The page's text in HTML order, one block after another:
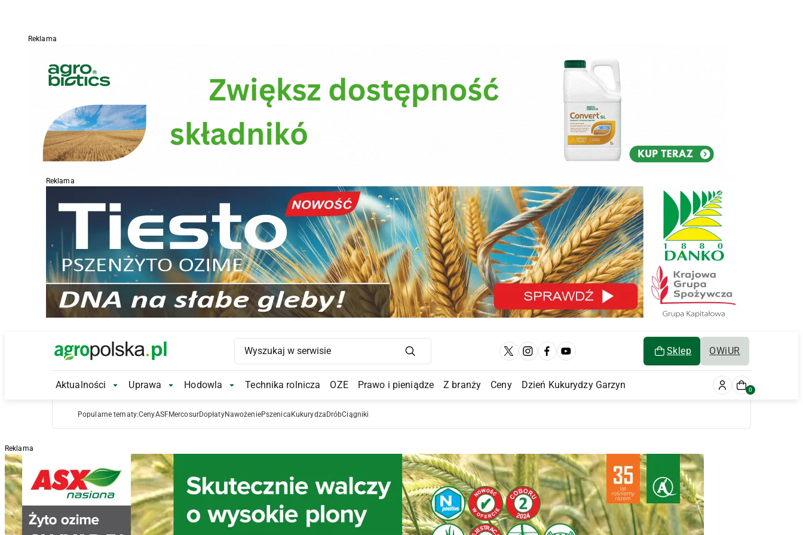
Reklama
Reklama
Main Logo Sklep OWiUR
Main Navigation
Aktualności Aktualności Submenu
Uprawa Uprawa Submenu
Hodowla Hodowla Submenu
Technika rolnicza OZE Prawo i pieniądze Z branży Ceny Dzień Kukurydzy Garzyn 0
Popularne tematy:CenyASFMercosurDopłatyNawożeniePszenica Kukurydza DróbCiągniki
Reklama